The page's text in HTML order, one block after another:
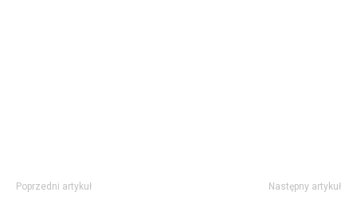
Poprzedni artykuł Następny artykuł